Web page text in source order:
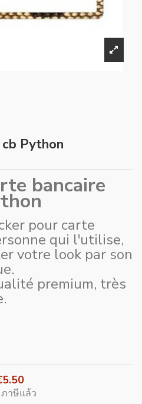
Python
bancaire
pour carte
qui l'utilise,
votre look par son
premium, très
าษีแล้ว